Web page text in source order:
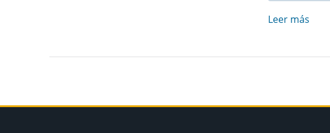
Leer más